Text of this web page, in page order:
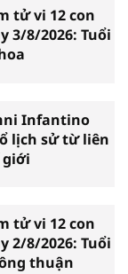
tử vi 12 con
3/8/2026: Tuổi
Infantino
lịch sử từ liên
giới
tử vi 12 con
2/8/2026: Tuổi
thuận